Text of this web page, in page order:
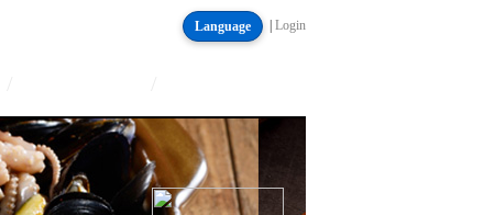
Language | Login